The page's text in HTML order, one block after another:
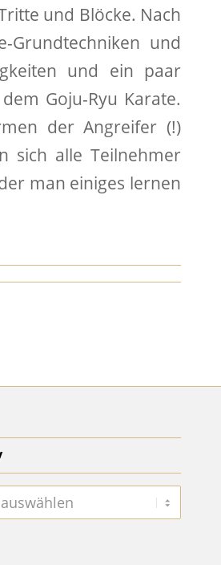
und Blöcke. Nach
Grundtechniken und
und ein paar
Goju-Ryu Karate.
der Angreifer (!)
sich alle Teilnehmer
man einiges lernen